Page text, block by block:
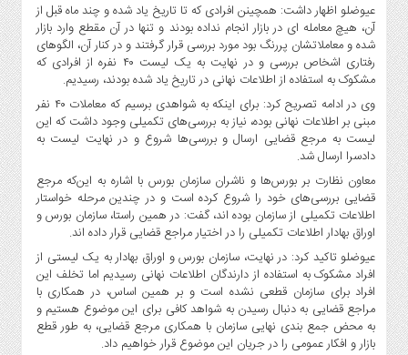
روز
گوناگون
عیوضلو اظهار داشت: همچینن افرادی که تا تاریخ یاد شده و چند ماه قبل از
آن، هیچ معامله ای در بازار انجام نداده بودند و تنها در آن مقطع وارد بازار
شده و معاملاتشان پررنگ بود مورد بررسی قرار گرفتند و در کنار آن، الگوهای
رفتاری اشخاص بررسی و در نهایت به یک لیست ۴۰ نفره از افرادی که
مشکوک به استفاده از اطلاعات نهانی در تاریخ یاد شده بودند، رسیدیم.
وی در ادامه تصریح کرد: برای اینکه به شواهدی برسیم که معاملات ۴۰ نفر
مبنی بر اطلاعات نهانی بوده، نیاز به بررسی‌های تکمیلی وجود داشت که این
لیست به مرجع قضایی ارسال و بررسی‌ها شروع و در نهایت لیست به
دادسرا ارسال شد.
معاون نظارت بر بورس‌ها و ناشران سازمان بورس با اشاره به این‌که مرجع
قضایی بررسی‌های خود را شروع کرده است و در چندین مرحله خواستار
اطلاعات تکمیلی از سازمان بوده اند، گفت: در همین راستا، سازمان بورس و
اوراق بهادار اطلاعات تکمیلی را در اختیار مراجع قضایی قرار داده اند.
عیوضلو تاکید کرد: در نهایت، سازمان بورس و اوراق بهادار به یک لیستی از
افراد مشکوک به استفاده از دارندگان اطلاعات نهانی رسیدیم اما تخلف این
افراد برای سازمان قطعی نشده است و بر همین اساس، در همکاری با
مراجع قضایی به دنبال رسیدن به شواهد کافی برای این موضوع هستیم و
به محض جمع بندی نهایی سازمان با همکاری مرجع قضایی، به طور قطع
بازار و افکار عمومی را در جریان این موضوع قرار خواهیم داد.